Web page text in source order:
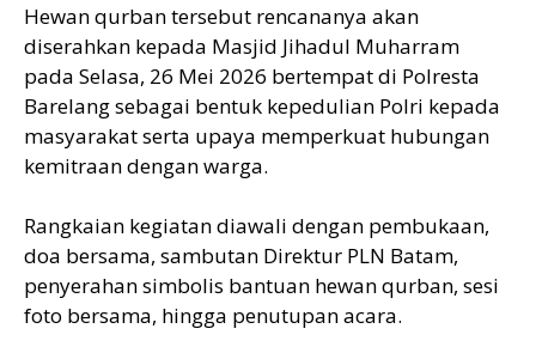
Hewan qurban tersebut rencananya akan
diserahkan kepada Masjid Jihadul Muharram
pada Selasa, 26 Mei 2026 bertempat di Polresta
Barelang sebagai bentuk kepedulian Polri kepada
masyarakat serta upaya memperkuat hubungan
kemitraan dengan warga.
Rangkaian kegiatan diawali dengan pembukaan,
doa bersama, sambutan Direktur PLN Batam,
penyerahan simbolis bantuan hewan qurban, sesi
foto bersama, hingga penutupan acara.